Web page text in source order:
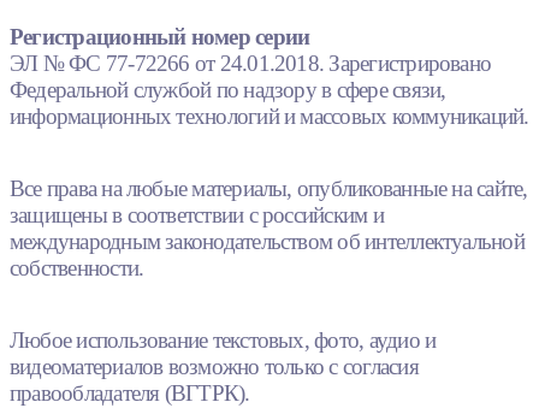
Регистрационный номер серии
ЭЛ № ФС 77-72266 от 24.01.2018. Зарегистрировано
Федеральной службой по надзору в сфере связи,
информационных технологий и массовых коммуникаций.
Все права на любые материалы, опубликованные на сайте,
защищены в соответствии с российским и
международным законодательством об интеллектуальной
собственности.
Любое использование текстовых, фото, аудио и
видеоматериалов возможно только с согласия
правообладателя (ВГТРК).